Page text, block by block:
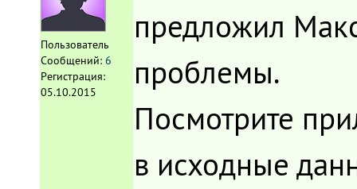
Пользователь
Сообщений: 6
Регистрация:
05.10.2015
предложил
проблемы.
Посмотрите
в исходные